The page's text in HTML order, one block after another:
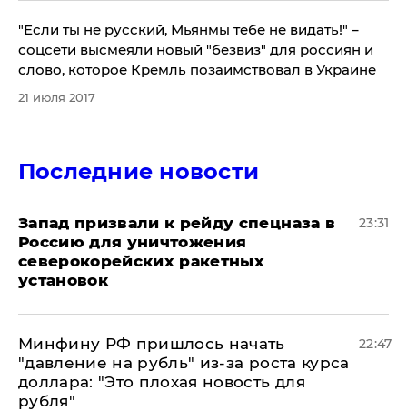
​"Если ты не русский, Мьянмы тебе не видать!" –
соцсети высмеяли новый "безвиз" для россиян и
слово, которое Кремль позаимствовал в Украине
21 июля 2017
Последние новости
Запад призвали к рейду спецназа в
Россию для уничтожения
северокорейских ракетных
установок
23:31
Минфину РФ пришлось начать
"давление на рубль" из-за роста курса
доллара: "Это плохая новость для
рубля"
22:47